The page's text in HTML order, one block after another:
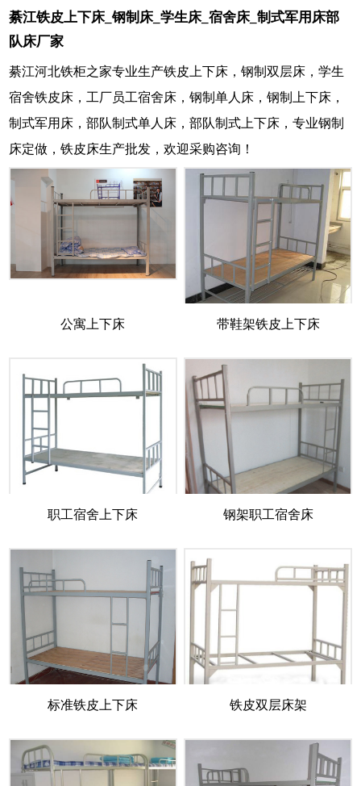
綦江铁皮上下床_钢制床_学生床_宿舍床_制式军用床部
队床厂家
綦江河北铁柜之家专业生产铁皮上下床，钢制双层床，学生
宿舍铁皮床，工厂员工宿舍床，钢制单人床，钢制上下床，
制式军用床，部队制式单人床，部队制式上下床，专业钢制
床定做，铁皮床生产批发，欢迎采购咨询！
公寓上下床 带鞋架铁皮上下床
职工宿舍上下床 钢架职工宿舍床
标准铁皮上下床 铁皮双层床架